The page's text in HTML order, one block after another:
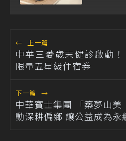
← 上一篇
中華三菱歲末健診啟動
限量五星級住宿券
下一篇 →
中華賓士集團 「築夢山
動深耕偏鄉 讓公益成為永